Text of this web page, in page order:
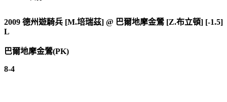
2009 德州遊騎兵 [M.培瑞茲] @ 巴爾地摩金鶯 [Z.布立頓] [-1.5]
L
巴爾地摩金鶯(PK)
8-4